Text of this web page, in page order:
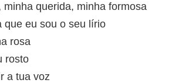
minha querida, minha formosa
que eu sou o seu lírio
rosa
rosto
a tua voz